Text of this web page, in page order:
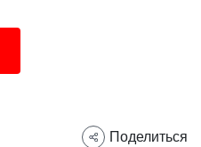
Поделиться